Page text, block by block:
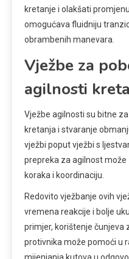
kretanje i olakšati
omogućava fluidniju
obrambenih manevara.
Vježbe za
agilnosti
Vježbe agilnosti su bitne
kretanja i stvaranje
vježbi poput vježbi s
prepreka za agilnost
koraka i koordinaciju.
Redovito vježbanje ovih
vremena reakcije i bolje
primjer, korištenje čunjeva
protivnika može pomoći u